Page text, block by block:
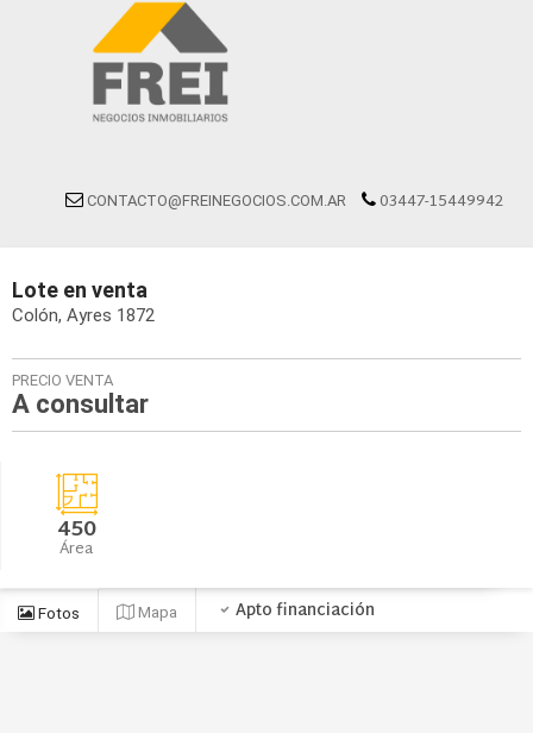
CONTACTO@FREINEGOCIOS.COM.AR 03447-15449942
Lote en venta
Colón Ayres 1872
PRECIO VENTA
A consultar
450
Área
Fotos Mapa Apto financiación